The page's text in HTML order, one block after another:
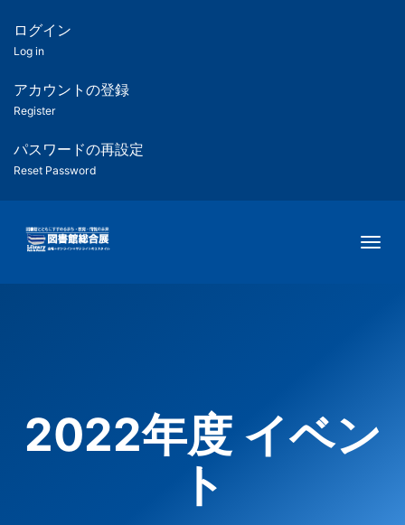
ツ
匿
名
ユ
ー
ー
用
メ
ログイン
Log in
アカウントの登録
Register
パスワードの再設定
Reset Password
2022年度 イベン
ト